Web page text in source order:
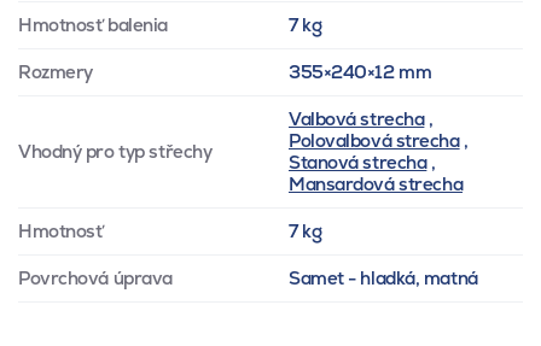
Hmotnosť balenia 7 kg
Rozmery 355×240×12 mm
Vhodný pro typ střechy
Valbová strecha,
Polovalbová strecha,
Stanová strecha,
Mansardová strecha
Hmotnosť 7 kg
Povrchová úprava Samet - hladká, matná